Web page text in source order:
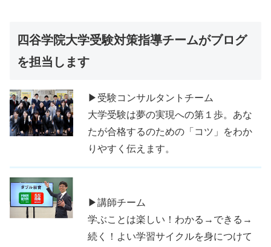
四谷学院大学受験対策指導チームがブログ
を担当します
▶受験コンサルタントチーム
大学受験は夢の実現への第１歩。あな
たが合格するのための「コツ」をわか
りやすく伝えます。
▶講師チーム
学ぶことは楽しい！わかる→できる→
続く！よい学習サイクルを身につけて